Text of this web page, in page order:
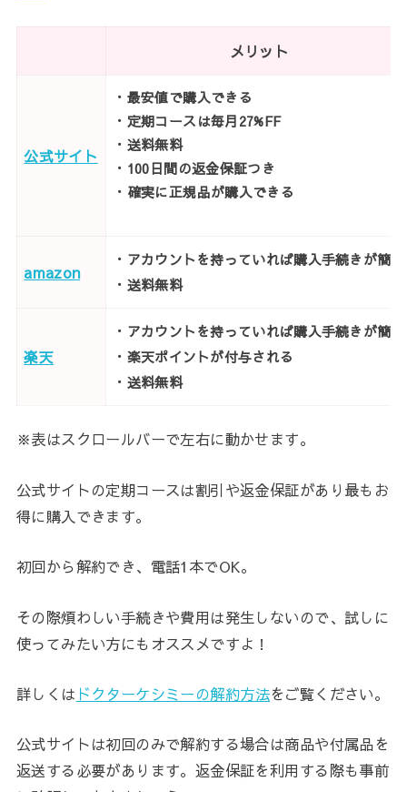
メリット
公式サイト
・最安値で購入できる
・定期コースは毎月27%FF
・送料無料
・100日間の返金保証つき
・確実に正規品が購入できる
amazon
・アカウントを持っていれば購入手続きが簡単
・送料無料
楽天
・アカウントを持っていれば購入手続きが簡単
・楽天ポイントが付与される
・送料無料
※表はスクロールバーで左右に動かせます。
公式サイトの定期コースは割引や返金保証があり最もお
得に購入できます。
初回から解約でき、電話1本でOK。
その際煩わしい手続きや費用は発生しないので、試しに
使ってみたい方にもオススメですよ！
詳しくは ドクターケシミーの解約方法をご覧ください。
公式サイトは初回のみで解約する場合は商品や付属品を
返送する必要があります。返金保証を利用する際も事前